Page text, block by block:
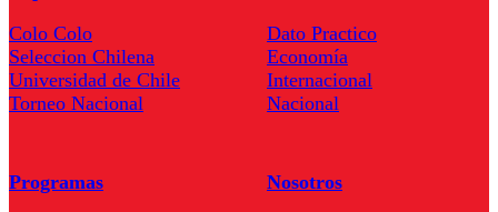
Colo Colo
Seleccion Chilena
Universidad de Chile
Torneo Nacional
Dato Practico
Economía
Internacional
Nacional
Programas
Nosotros